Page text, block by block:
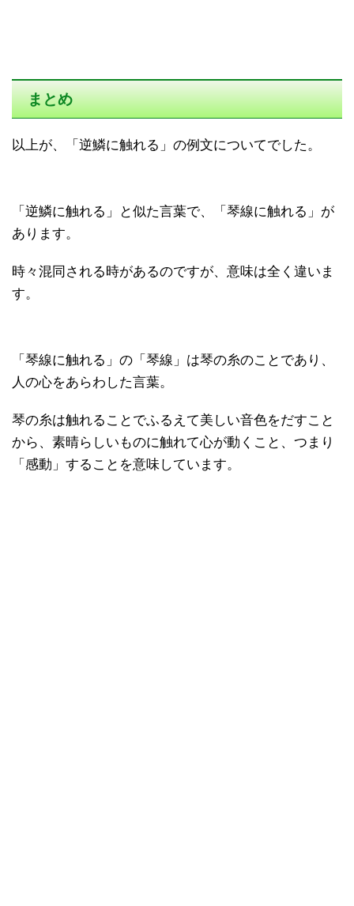
まとめ
以上が、「逆鱗に触れる」の例文についてでした。
「逆鱗に触れる」と似た言葉で、「琴線に触れる」が
あります。
時々混同される時があるのですが、意味は全く違いま
す。
「琴線に触れる」の「琴線」は琴の糸のことであり、
人の心をあらわした言葉。
琴の糸は触れることでふるえて美しい音色をだすこと
から、素晴らしいものに触れて心が動くこと、つまり
「感動」することを意味しています。